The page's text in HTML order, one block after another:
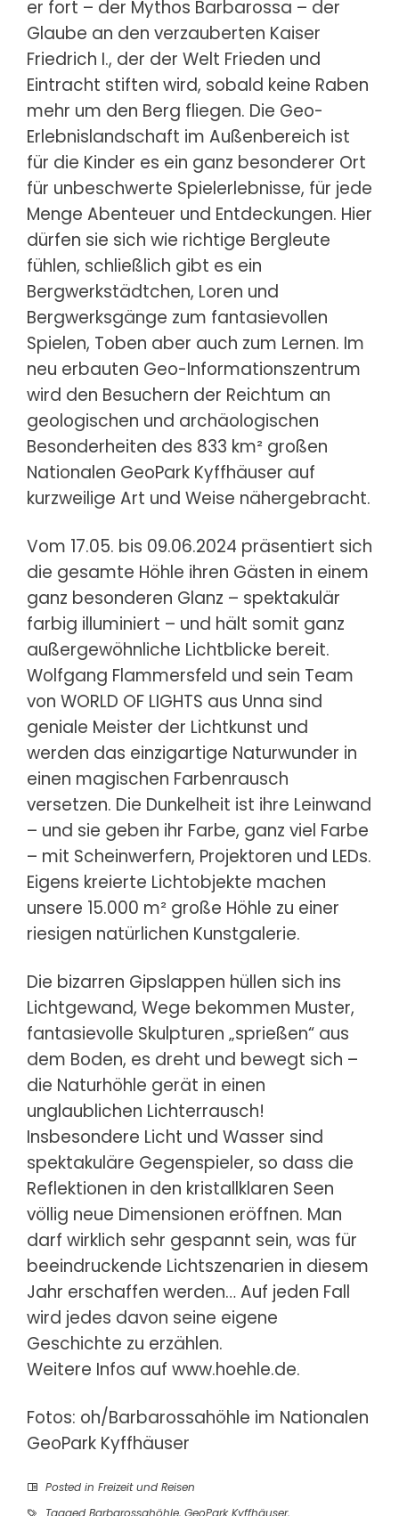
er fort – der Mythos Barbarossa – der
Glaube an den verzauberten Kaiser
Friedrich I., der der Welt Frieden und
Eintracht stiften wird, sobald keine Raben
mehr um den Berg fliegen. Die Geo-
Erlebnislandschaft im Außenbereich ist
für die Kinder es ein ganz besonderer Ort
für unbeschwerte Spielerlebnisse, für jede
Menge Abenteuer und Entdeckungen. Hier
dürfen sie sich wie richtige Bergleute
fühlen, schließlich gibt es ein
Bergwerkstädtchen, Loren und
Bergwerksgänge zum fantasievollen
Spielen, Toben aber auch zum Lernen. Im
neu erbauten Geo-Informationszentrum
wird den Besuchern der Reichtum an
geologischen und archäologischen
Besonderheiten des 833 km² großen
Nationalen GeoPark Kyffhäuser auf
kurzweilige Art und Weise nähergebracht.
Vom 17.05. bis 09.06.2024 präsentiert sich
die gesamte Höhle ihren Gästen in einem
ganz besonderen Glanz – spektakulär
farbig illuminiert – und hält somit ganz
außergewöhnliche Lichtblicke bereit.
Wolfgang Flammersfeld und sein Team
von WORLD OF LIGHTS aus Unna sind
geniale Meister der Lichtkunst und
werden das einzigartige Naturwunder in
einen magischen Farbenrausch
versetzen. Die Dunkelheit ist ihre Leinwand
– und sie geben ihr Farbe, ganz viel Farbe
– mit Scheinwerfern, Projektoren und LEDs.
Eigens kreierte Lichtobjekte machen
unsere 15.000 m² große Höhle zu einer
riesigen natürlichen Kunstgalerie.
Die bizarren Gipslappen hüllen sich ins
Lichtgewand, Wege bekommen Muster,
fantasievolle Skulpturen „sprießen“ aus
dem Boden, es dreht und bewegt sich –
die Naturhöhle gerät in einen
unglaublichen Lichterrausch!
Insbesondere Licht und Wasser sind
spektakuläre Gegenspieler, so dass die
Reflektionen in den kristallklaren Seen
völlig neue Dimensionen eröffnen. Man
darf wirklich sehr gespannt sein, was für
beeindruckende Lichtszenarien in diesem
Jahr erschaffen werden… Auf jeden Fall
wird jedes davon seine eigene
Geschichte zu erzählen.
Weitere Infos auf www.hoehle.de.
Fotos: oh/Barbarossahöhle im Nationalen
GeoPark Kyffhäuser
Posted in Freizeit und Reisen